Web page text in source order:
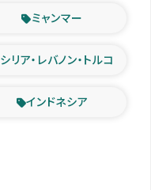
ミャンマー
シリア・レバノン・トルコ
インドネシア